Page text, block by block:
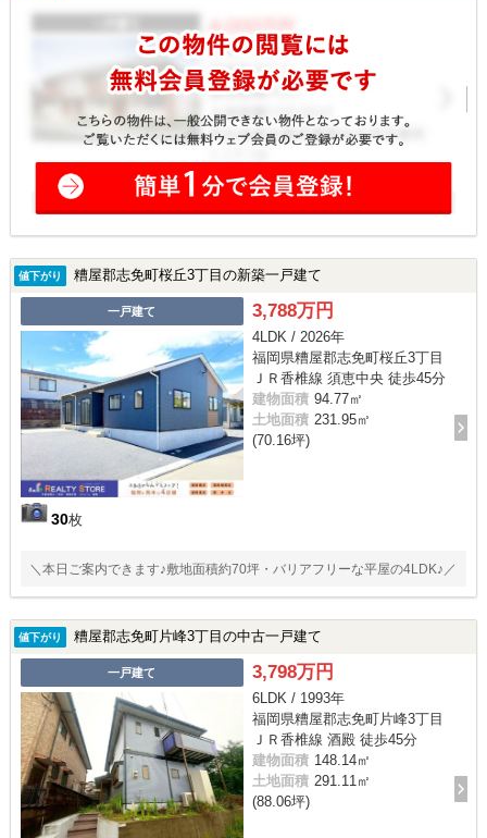
値下がり 糟屋郡志免町桜丘3丁目の新築一戸建て
一戸建て
30枚
3,788万円
4LDK / 2026年
福岡県糟屋郡志免町桜丘3丁目
ＪＲ香椎線 須恵中央 徒歩45分
建物面積 94.77㎡
土地面積 231.95㎡
(70.16坪)
＼本日ご案内できます♪敷地面積約70坪・バリアフリーな平屋の4LDK♪／
値下がり 糟屋郡志免町片峰3丁目の中古一戸建て
一戸建て 3,798万円
6LDK / 1993年
福岡県糟屋郡志免町片峰3丁目
ＪＲ香椎線 酒殿 徒歩45分
建物面積 148.14㎡
土地面積 291.11㎡
(88.06坪)